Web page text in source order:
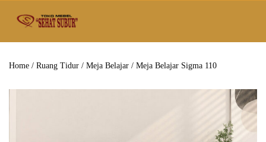
Home / Ruang Tidur / Meja Belajar / Meja Belajar Sigma 110